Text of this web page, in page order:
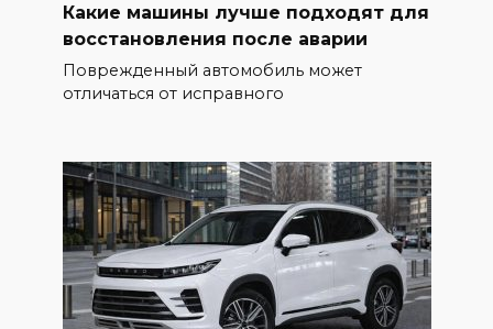
Какие машины лучше подходят для
восстановления после аварии
Поврежденный автомобиль может
отличаться от исправного